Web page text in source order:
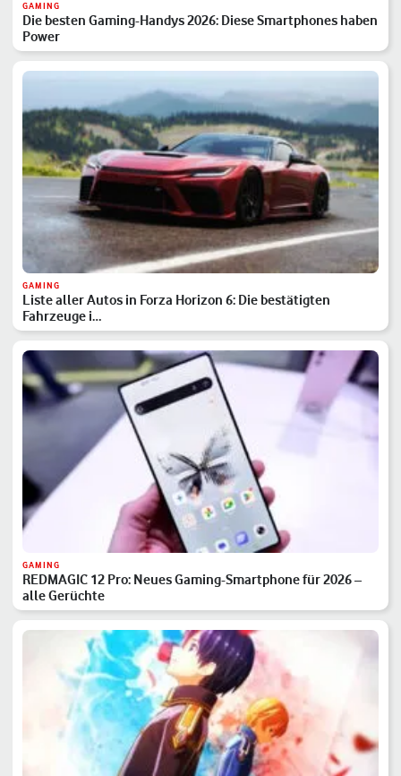
GAMING
Die besten Gaming-Handys 2026: Diese Smartphones haben
Power
GAMING
Liste aller Autos in Forza Horizon 6: Die bestätigten
Fahrzeuge i…
GAMING
REDMAGIC 12 Pro: Neues Gaming-Smartphone für 2026 –
alle Gerüchte